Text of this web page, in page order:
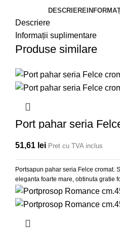
DESCRIERE
Descriere
Informații suplimentare
Produse similare
Port pahar seria
51,61 lei Pret cu TVA inclus
Portsapun pahar seria Felce cromat.
eleganta foarte mare, obtinuta gratie